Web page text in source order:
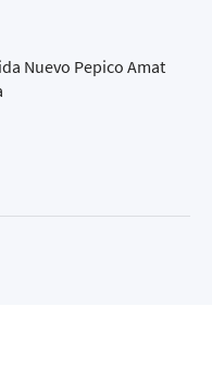
Nuevo Pepico Amat